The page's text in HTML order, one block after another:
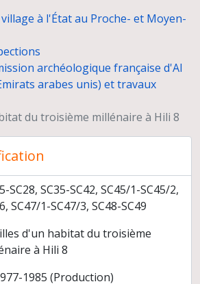
concernant différents chantiers
de la mission et des travaux postérieurs
de tumuli de l'Age du Bronze à Umm Jidr, Bahreïn (novembre 1979)
du Joint Hadd Project (JHP), Sultanat d'Oman
mission "Etude du peuplement pré- et protohistorique du Yémen"
italo-russo-turkmène de cartographie du delta de la Murghab (Turkménistan)
archéologique sur le peuplement des piémonts du Kopet Dagh, Turkménistan (mai 1996)
numériques
de recherche
de publications
"Ancient Rome and India" (Inde)
et formation
à l'État au Proche- et Moyen-
archéologique française d'Al
arabes unis) et travaux
du troisième millénaire à Hili 8
SC28, SC35-SC42, SC45/1-SC45/2,
SC47/1-SC47/3, SC48-SC49
d'un habitat du troisième
à Hili 8
1985 (Production)